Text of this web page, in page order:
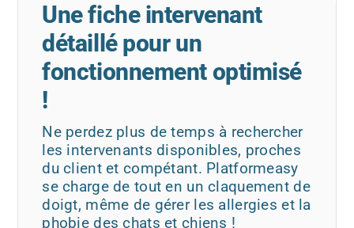
Une fiche intervenant
détaillé pour un
fonctionnement optimisé
!
Ne perdez plus de temps à rechercher
les intervenants disponibles, proches
du client et compétant. Platformeasy
se charge de tout en un claquement de
doigt, même de gérer les allergies et la
phobie des chats et chiens !